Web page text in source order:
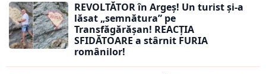
REVOLTĂTOR în Argeș! Un turist și-a
lăsat „semnătura” pe
Transfăgărășan! REACȚIA
SFIDĂTOARE a stârnit FURIA
românilor!